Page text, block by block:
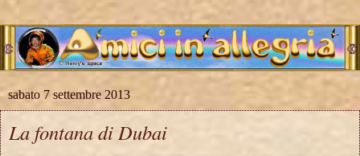
sabato 7 settembre 2013
La fontana di Dubai